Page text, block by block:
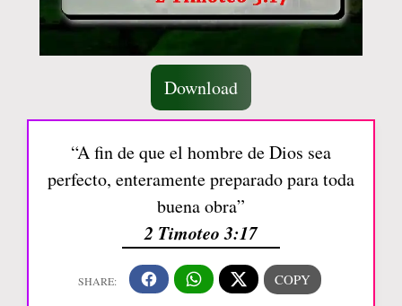
Download
“A fin de que el hombre de Dios sea
perfecto, enteramente preparado para toda
buena obra”
2 Timoteo 3:17